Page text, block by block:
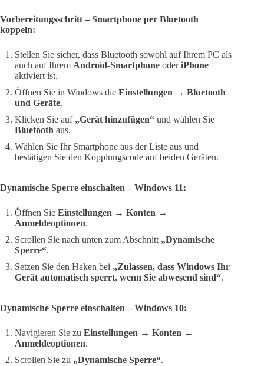
Vorbereitungsschritt – Smartphone per Bluetooth
koppeln:
Stellen Sie sicher, dass Bluetooth sowohl auf Ihrem PC als
auch auf Ihrem Android-Smartphone oderiPhone
aktiviert ist.
Öffnen Sie in Windows die Einstellungen → Bluetooth
und Geräte.
Klicken Sie auf „Gerät hinzufügen“ und wählen Sie
Bluetooth aus.
Wählen Sie Ihr Smartphone aus der Liste aus und
bestätigen Sie den Kopplungscode auf beiden Geräten.
Dynamische Sperre einschalten – Windows 11:
Öffnen Sie Einstellungen → Konten →
Anmeldeoptionen.
Scrollen Sie nach unten zum Abschnitt „Dynamische
Sperre“.
Setzen Sie den Haken bei „Zulassen, dass Windows Ihr
Gerät automatisch sperrt, wenn Sie abwesend sind“.
Dynamische Sperre einschalten – Windows 10:
Navigieren Sie zu Einstellungen → Konten →
Anmeldeoptionen.
Scrollen Sie zu „Dynamische Sperre“.